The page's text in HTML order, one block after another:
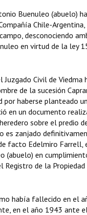
Buenuleo (abuelo)
Chile-
desconociendo
en virtud de la ley
Juzgado Civil de
de la sucesión
haberse planteado
en un documento
sobre el predio
es zanjado
facto Edelmiro
(abuelo) en
Registro de la
había fallecido en el
en el año 1943 ante